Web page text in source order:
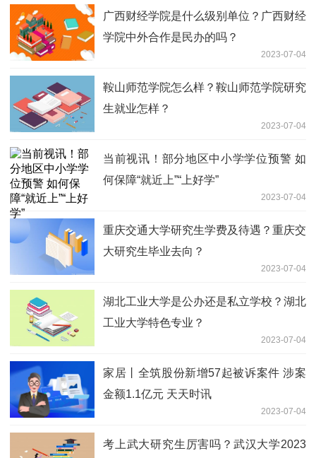
广西财经学院是什么级别单位？广西财经
学院中外合作是民办的吗？
2023-07-04
鞍山师范学院怎么样？鞍山师范学院研究
生就业怎样？
2023-07-04
当前视讯！部分地区中小学学位预警 如
何保障“就近上”“上好学”
2023-07-04
重庆交通大学研究生学费及待遇？重庆交
大研究生毕业去向？
2023-07-04
湖北工业大学是公办还是私立学校？湖北
工业大学特色专业？
2023-07-04
家居丨全筑股份新增57起被诉案件 涉案
金额1.1亿元 天天时讯
2023-07-04
考上武大研究生厉害吗？武汉大学2023